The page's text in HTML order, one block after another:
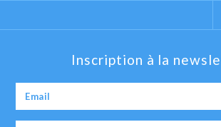
Inscription à la